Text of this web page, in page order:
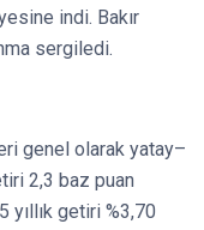
indi. Bakır
sergiledi.
genel olarak yatay–
2,3 baz puan
getiri %3,70